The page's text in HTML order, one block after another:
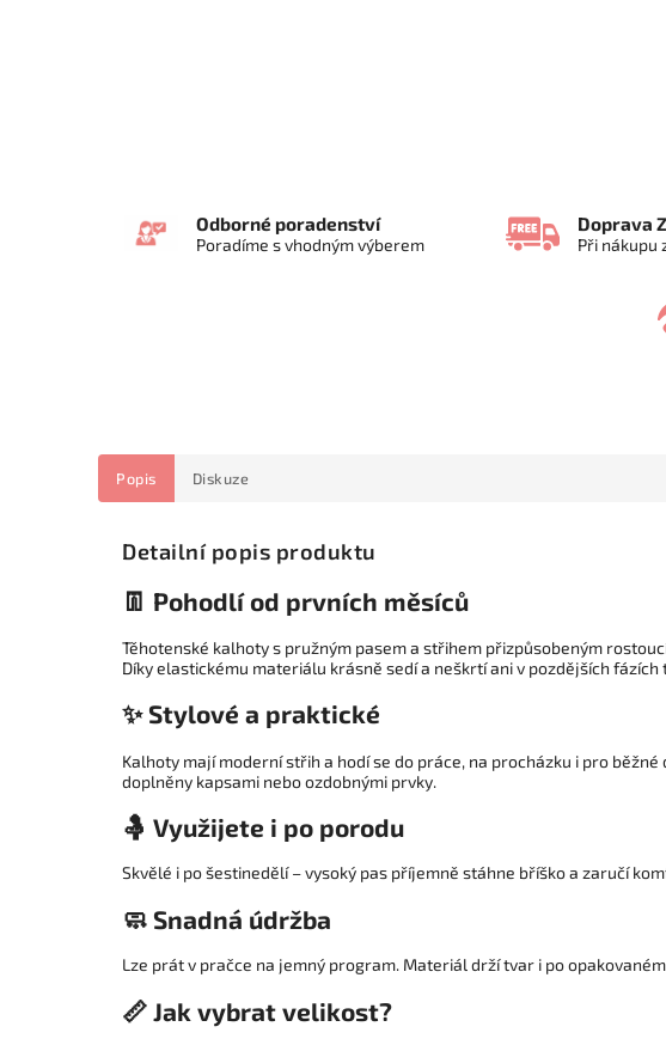
Odborné poradenství
Poradíme s vhodným výberem
Doprava
Při nákupu
Popis Diskuze
Detailní popis produktu
👖 Pohodlí od prvních měsíců
Těhotenské kalhoty s pružným pasem a střihem přizpůsobeným
Díky elastickému materiálu krásně sedí a neškrtí ani v pozdějších fázích
✨ Stylové a praktické
Kalhoty mají moderní střih a hodí se do práce, na procházku i pro
doplněny kapsami nebo ozdobnými prvky.
🤱 Využijete i po porodu
Skvělé i po šestinedělí – vysoký pas příjemně stáhne bříško a zaručí
🧼 Snadná údržba
Lze prát v pračce na jemný program. Materiál drží tvar i po
📏 Jak vybrat velikost?